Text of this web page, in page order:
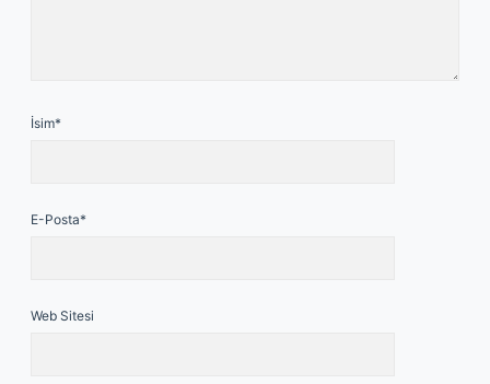
İsim*
E-Posta*
Web Sitesi